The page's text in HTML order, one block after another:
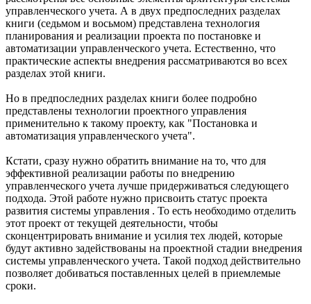
управленческого учета. А в двух предпоследних разделах
книги (седьмом и восьмом) представлена технология
планирования и реализации проекта по постановке и
автоматизации управленческого учета. Естественно, что
практические аспекты внедрения рассматриваются во всех
разделах этой книги.
Но в предпоследних разделах книги более подробно
представлены технологии проектного управления
применительно к такому проекту, как "Постановка и
автоматизация управленческого учета".
Кстати, сразу нужно обратить внимание на то, что для
эффективной реализации работы по внедрению
управленческого учета лучше придерживаться следующего
подхода. Этой работе нужно присвоить статус проекта
развития системы управления . То есть необходимо отделить
этот проект от текущей деятельности, чтобы
сконцентрировать внимание и усилия тех людей, которые
будут активно задействованы на проектной стадии внедрения
системы управленческого учета. Такой подход действительно
позволяет добиваться поставленных целей в приемлемые
сроки.